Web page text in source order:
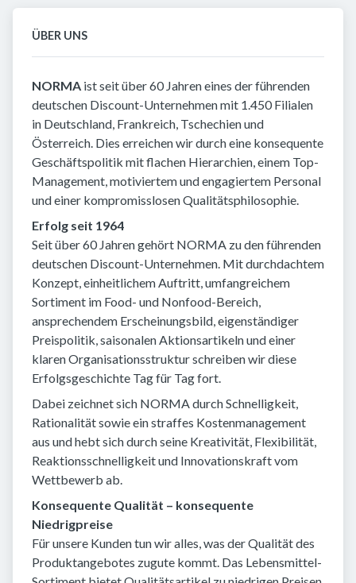
ÜBER UNS
NORMA ist seit über 60 Jahren eines der führenden
deutschen Discount-Unternehmen mit 1.450 Filialen
in Deutschland, Frankreich, Tschechien und
Österreich. Dies erreichen wir durch eine konsequente
Geschäftspolitik mit flachen Hierarchien, einem Top-
Management, motiviertem und engagiertem Personal
und einer kompromisslosen Qualitätsphilosophie.
Erfolg seit 1964
Seit über 60 Jahren gehört NORMA zu den führenden
deutschen Discount-Unternehmen. Mit durchdachtem
Konzept, einheitlichem Auftritt, umfangreichem
Sortiment im Food- und Nonfood-Bereich,
ansprechendem Erscheinungsbild, eigenständiger
Preispolitik, saisonalen Aktionsartikeln und einer
klaren Organisationsstruktur schreiben wir diese
Erfolgsgeschichte Tag für Tag fort.
Dabei zeichnet sich NORMA durch Schnelligkeit,
Rationalität sowie ein straffes Kostenmanagement
aus und hebt sich durch seine Kreativität, Flexibilität,
Reaktionsschnelligkeit und Innovationskraft vom
Wettbewerb ab.
Konsequente Qualität – konsequente
Niedrigpreise
Für unsere Kunden tun wir alles, was der Qualität des
Produktangebotes zugute kommt. Das Lebensmittel-